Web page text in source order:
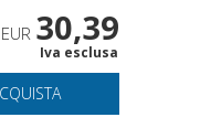
EUR 30,39
Iva esclusa